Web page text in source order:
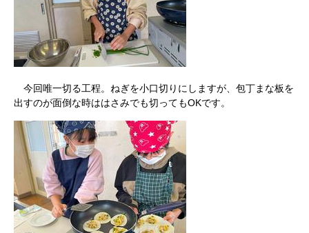
今回唯一切る工程。ねぎを小口切りにしますが、包丁まな板を
出すのが面倒な時ははさみでも切ってもOKです。